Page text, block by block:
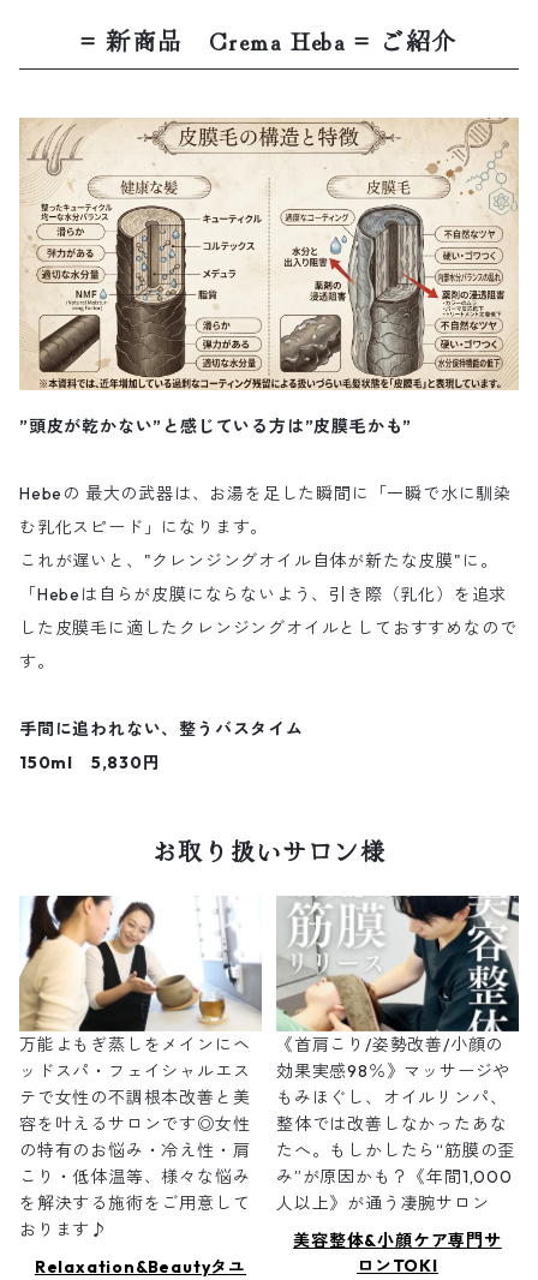
= 新商品 Crema Heba = ご紹介
”頭皮が乾かない”と感じている方は”皮膜毛かも”
Hebeの 最大の武器は、お湯を足した瞬間に「一瞬で水に馴染
む乳化スピード」になります。
これが遅いと、"クレンジングオイル自体が新たな皮膜"に。
「Hebeは自らが皮膜にならないよう、引き際（乳化）を追求
した皮膜毛に適したクレンジングオイルとしておすすめなので
す。
手間に追われない、整うバスタイム
150ml 5,830円
お取り扱いサロン様
万能よもぎ蒸しをメインにヘ
ッドスパ・フェイシャルエス
テで女性の不調根本改善と美
容を叶えるサロンです◎女性
の特有のお悩み・冷え性・肩
こり・低体温等、様々な悩み
を解決する施術をご用意して
おります♪
Relaxation&Beautyタユ
《首肩こり/姿勢改善/小顔の
効果実感98％》マッサージや
もみほぐし、オイルリンパ、
整体では改善しなかったあな
たへ。もしかしたら“筋膜の歪
み”が原因かも？《年間1,000
人以上》が通う凄腕サロン
美容整体&小顔ケア専門サ
ロンTOKI